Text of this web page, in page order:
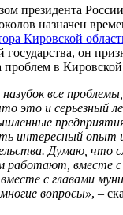
президента
назначен
Кировской
он
проблем в
все
это и серьезный
интересный опыт и
Думаю, что
работают, вместе с
с главами
вопросы», –